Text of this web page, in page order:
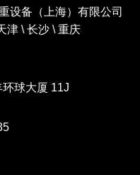
设备（上海）有限公司
津 \ 长沙 \ 重庆
环球大厦 11J